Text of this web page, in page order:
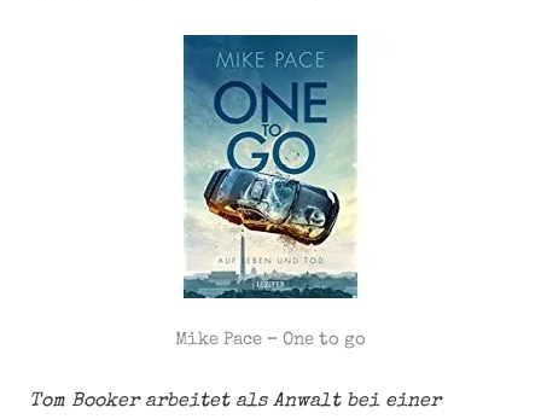
Mike Pace – One to go
Tom Booker arbeitet als Anwalt bei einer